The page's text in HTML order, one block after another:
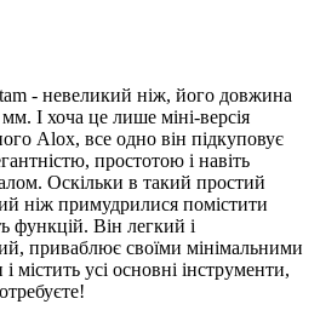
- невеликий ніж, його довжина
І хоча це лише міні-версія
Alox, все одно він підкуповує
простотою і навіть
Оскільки в такий простий
ніж примудрилися помістити
функцій. Він легкий і
приваблює своїми мінімальними
містить усі основні інструменти,